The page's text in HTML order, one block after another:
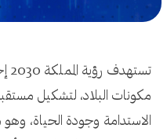
مكونات البلاد، لتشكيل
الاستدامة وجودة الحياة،